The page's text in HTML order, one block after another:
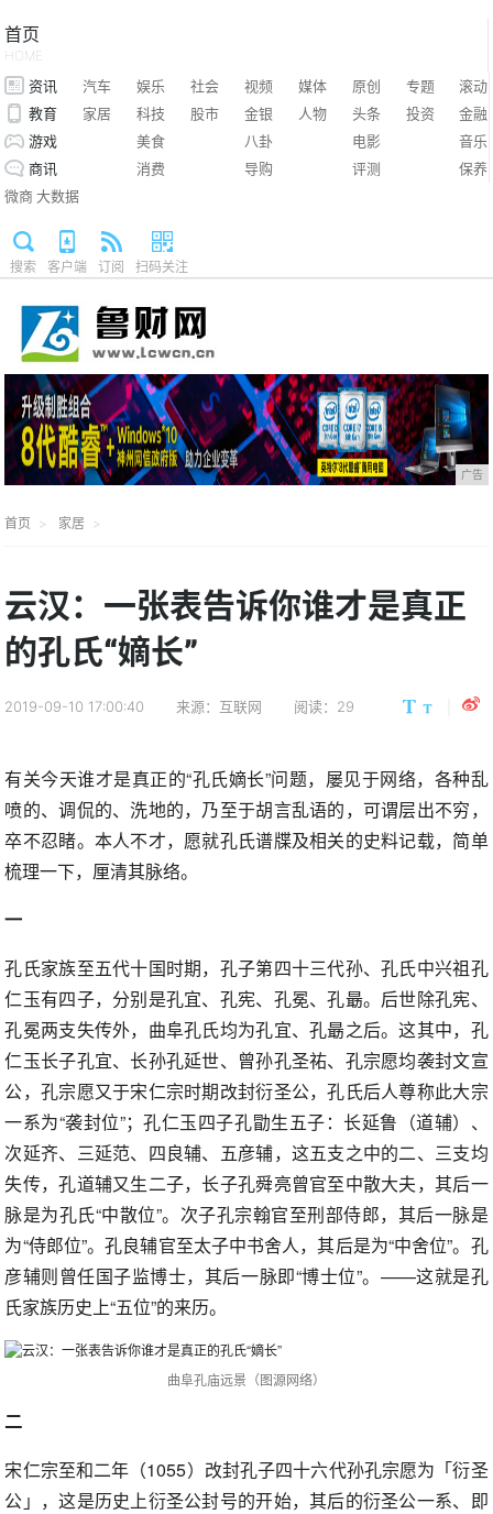
首页
HOME
资讯 汽车 娱乐 社会 视频 媒体 原创 专题
滚动
教育
家居 科技 股市 金银 人物 头条 投资
金融
游戏
美食 八卦 电影
音乐
商讯
消费 导购 评测
保养
微商 大数据
搜索 客户端 订阅 扫码关注
广告
首页 家居
云汉：一张表告诉你谁才是真正
的孔氏“嫡长”
2019-09-10 17:00:40 来源：互联网 阅读：29
有关今天谁才是真正的“孔氏嫡长”问题，屡见于网络，各种乱
喷的、调侃的、洗地的，乃至于胡言乱语的，可谓层出不穷，
卒不忍睹。本人不才，愿就孔氏谱牒及相关的史料记载，简单
梳理一下，厘清其脉络。
一
孔氏家族至五代十国时期，孔子第四十三代孙、孔氏中兴祖孔
仁玉有四子，分别是孔宜、孔宪、孔冕、孔朂。后世除孔宪、
孔冕两支失传外，曲阜孔氏均为孔宜、孔朂之后。这其中，孔
仁玉长子孔宜、长孙孔延世、曾孙孔圣祐、孔宗愿均袭封文宣
公，孔宗愿又于宋仁宗时期改封衍圣公，孔氏后人尊称此大宗
一系为“袭封位”；孔仁玉四子孔勖生五子：长延鲁（道辅）、
次延齐、三延范、四良辅、五彦辅，这五支之中的二、三支均
失传，孔道辅又生二子，长子孔舜亮曾官至中散大夫，其后一
脉是为孔氏“中散位”。次子孔宗翰官至刑部侍郎，其后一脉是
为“侍郎位”。孔良辅官至太子中书舍人，其后是为“中舍位”。孔
彦辅则曾任国子监博士，其后一脉即“博士位”。——这就是孔
氏家族历史上“五位”的来历。
曲阜孔庙远景（图源网络）
二
宋仁宗至和二年（1055）改封孔子四十六代孙孔宗愿为「衍圣
公」，这是历史上衍圣公封号的开始，其后的衍圣公一系、即